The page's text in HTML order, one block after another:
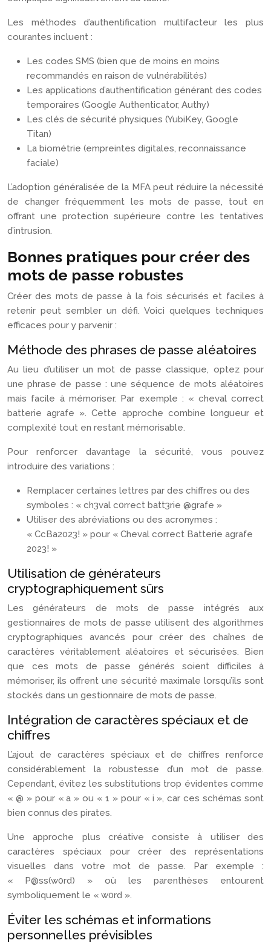
Les méthodes d’authentification multifacteur les plus
courantes incluent :
Les codes SMS (bien que de moins en moins
recommandés en raison de vulnérabilités)
Les applications d’authentification générant des codes
temporaires (Google Authenticator, Authy)
Les clés de sécurité physiques (YubiKey, Google
Titan)
La biométrie (empreintes digitales, reconnaissance
faciale)
L’adoption généralisée de la MFA peut réduire la nécessité
de changer fréquemment les mots de passe, tout en
offrant une protection supérieure contre les tentatives
d’intrusion.
Bonnes pratiques pour créer des
mots de passe robustes
Créer des mots de passe à la fois sécurisés et faciles à
retenir peut sembler un défi. Voici quelques techniques
efficaces pour y parvenir :
Méthode des phrases de passe aléatoires
Au lieu d’utiliser un mot de passe classique, optez pour
une phrase de passe : une séquence de mots aléatoires
mais facile à mémoriser. Par exemple : « cheval correct
batterie agrafe ». Cette approche combine longueur et
complexité tout en restant mémorisable.
Pour renforcer davantage la sécurité, vous pouvez
introduire des variations :
Remplacer certaines lettres par des chiffres ou des
symboles : « ch3val c0rrect batt3rie @grafe »
Utiliser des abréviations ou des acronymes :
« CcBa2023! » pour « Cheval correct Batterie agrafe
2023! »
Utilisation de générateurs
cryptographiquement sûrs
Les générateurs de mots de passe intégrés aux
gestionnaires de mots de passe utilisent des algorithmes
cryptographiques avancés pour créer des chaînes de
caractères véritablement aléatoires et sécurisées. Bien
que ces mots de passe générés soient difficiles à
mémoriser, ils offrent une sécurité maximale lorsqu’ils sont
stockés dans un gestionnaire de mots de passe.
Intégration de caractères spéciaux et de
chiffres
L’ajout de caractères spéciaux et de chiffres renforce
considérablement la robustesse d’un mot de passe.
Cependant, évitez les substitutions trop évidentes comme
« @ » pour « a » ou « 1 » pour « i », car ces schémas sont
bien connus des pirates.
Une approche plus créative consiste à utiliser des
caractères spéciaux pour créer des représentations
visuelles dans votre mot de passe. Par exemple :
« P@ss(w0rd) » où les parenthèses entourent
symboliquement le « w0rd ».
Éviter les schémas et informations
personnelles prévisibles